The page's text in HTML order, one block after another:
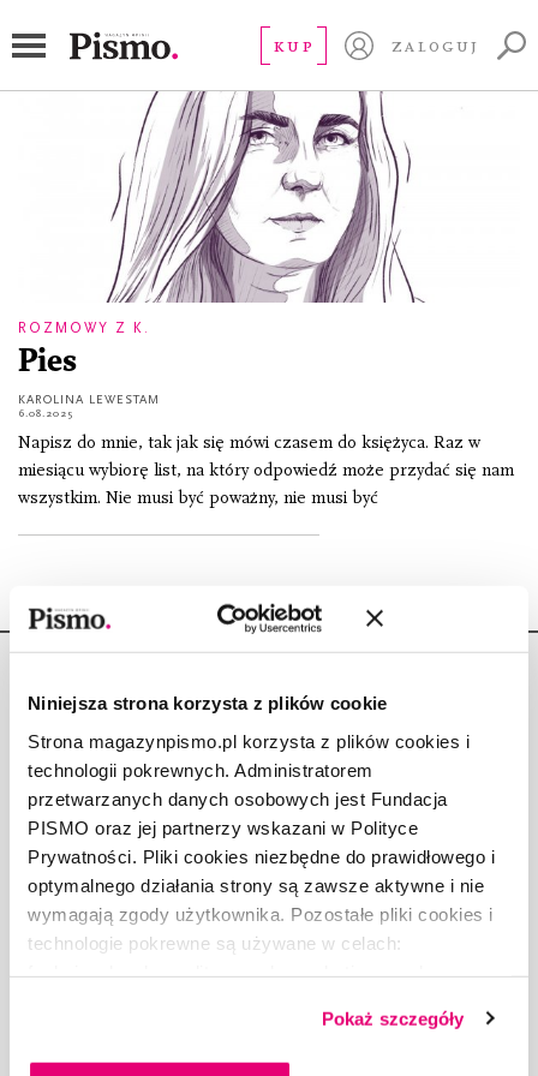
Niniejsza strona korzysta z plików cookie
Strona magazynpismo.pl korzysta z plików cookies i
technologii pokrewnych. Administratorem
przetwarzanych danych osobowych jest Fundacja
PISMO oraz jej partnerzy wskazani w Polityce
Prywatności. Pliki cookies niezbędne do prawidłowego i
optymalnego działania strony są zawsze aktywne i nie
wymagają zgody użytkownika. Pozostałe pliki cookies i
technologie pokrewne są używane w celach:
dobrowolną zgodę na pliki cookies i technologie
pokrewne, zgadzasz się na przechowywanie informacji
Pokaż szczegóły
KUP ZALOGUJ
ROZMOWY Z K.
Pies
KAROLINA LEWESTAM
6.08.2025
Napisz do mnie, tak jak się mówi czasem do księżyca. Raz w
miesiącu wybiorę list, na który odpowiedź może przydać się nam
wszystkim. Nie musi być poważny, nie musi być
Copyright © Fundacja Pismo
O „PIŚMIE”
ABOUT PISMO
FACT-CHECKING W „PIŚMIE”